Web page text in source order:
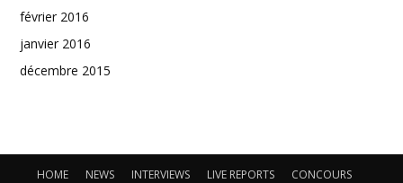
février 2016
janvier 2016
décembre 2015
HOME NEWS INTERVIEWS LIVE REPORTS CONCOURS